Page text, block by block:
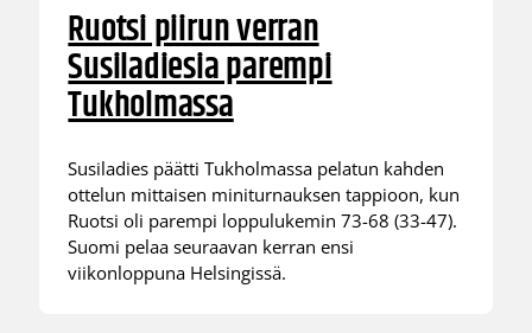
Ruotsi piirun verran
Susiladiesia parempi
Tukholmassa
Susiladies päätti Tukholmassa pelatun kahden
ottelun mittaisen miniturnauksen tappioon, kun
Ruotsi oli parempi loppulukemin 73-68 (33-47).
Suomi pelaa seuraavan kerran ensi
viikonloppuna Helsingissä.